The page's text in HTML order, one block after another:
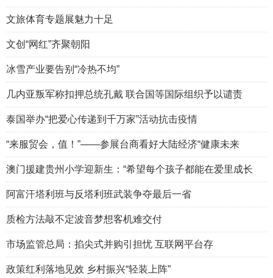
文旅体育专题展魅力十足
文创“网红”齐聚朝阳
冰雪产业要告别“冷热不均”
几内亚叛军称扣押总统孔戴 联合国等国际组织予以谴责
泰国举办“把爱心传递到千万家”活动抗击疫情
“来服贸会，值！”——参展台商看好大陆经济“健康未来
澳门援建贵州小学迎新生：“希望每个孩子都能在爱里成长
阿富汗塔利班与反塔利班武装争夺最后一省
质检方法敲不定波音梦想客机难交付
市场监管总局：掐尖式并购引担忧 互联网平台存
政策红利落地见效 乡村振兴“轻装上阵”